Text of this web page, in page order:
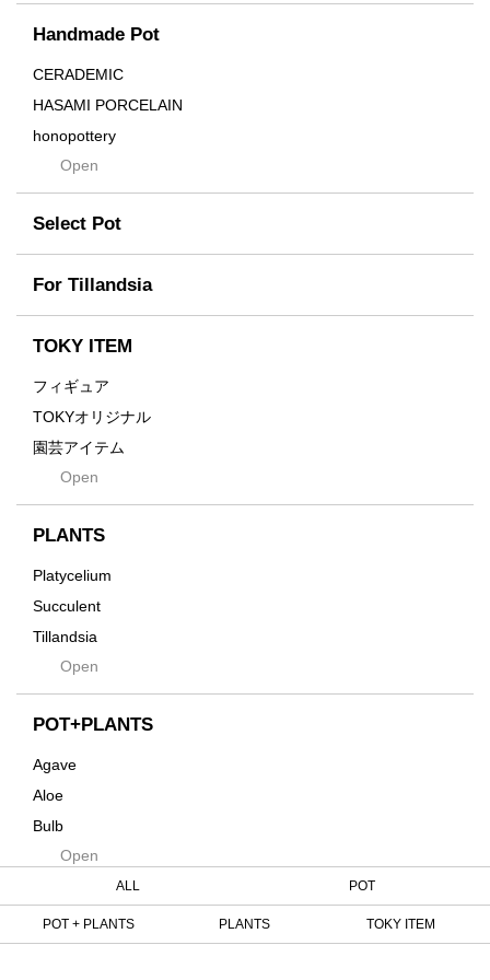
Cream
Crown
Distortion
Drop
DUNE
Flames
For
Former
Fused
Earth
emeth
Enhance
Grid
Hagakure
Innocence
Kodama
Native
Progress
Quartz
RAKU
Rock
Handmade Pot
CERADEMIC
HASAMI PORCELAIN
honopottery
nocturne
tamanhayat
TETSUYA OZAWA
Scratch
Takehiro Ito
Yuya Iha
Open
Select Pot
For Tillandsia
TOKY ITEM
フィギュア
TOKYオリジナル
園芸アイテム
土・化粧石・活力剤
インテリア・デザイン雑貨
Tシャツ・バッグ
その他
Open
PLANTS
Platycelium
Succulent
Tillandsia
SeedsOpen
POT+PLANTS
Agave
Aloe
Bulb
Cactus
Cycas
Euphorbia
Open
ALL POT
POT + PLANTS PLANTS TOKY ITEM